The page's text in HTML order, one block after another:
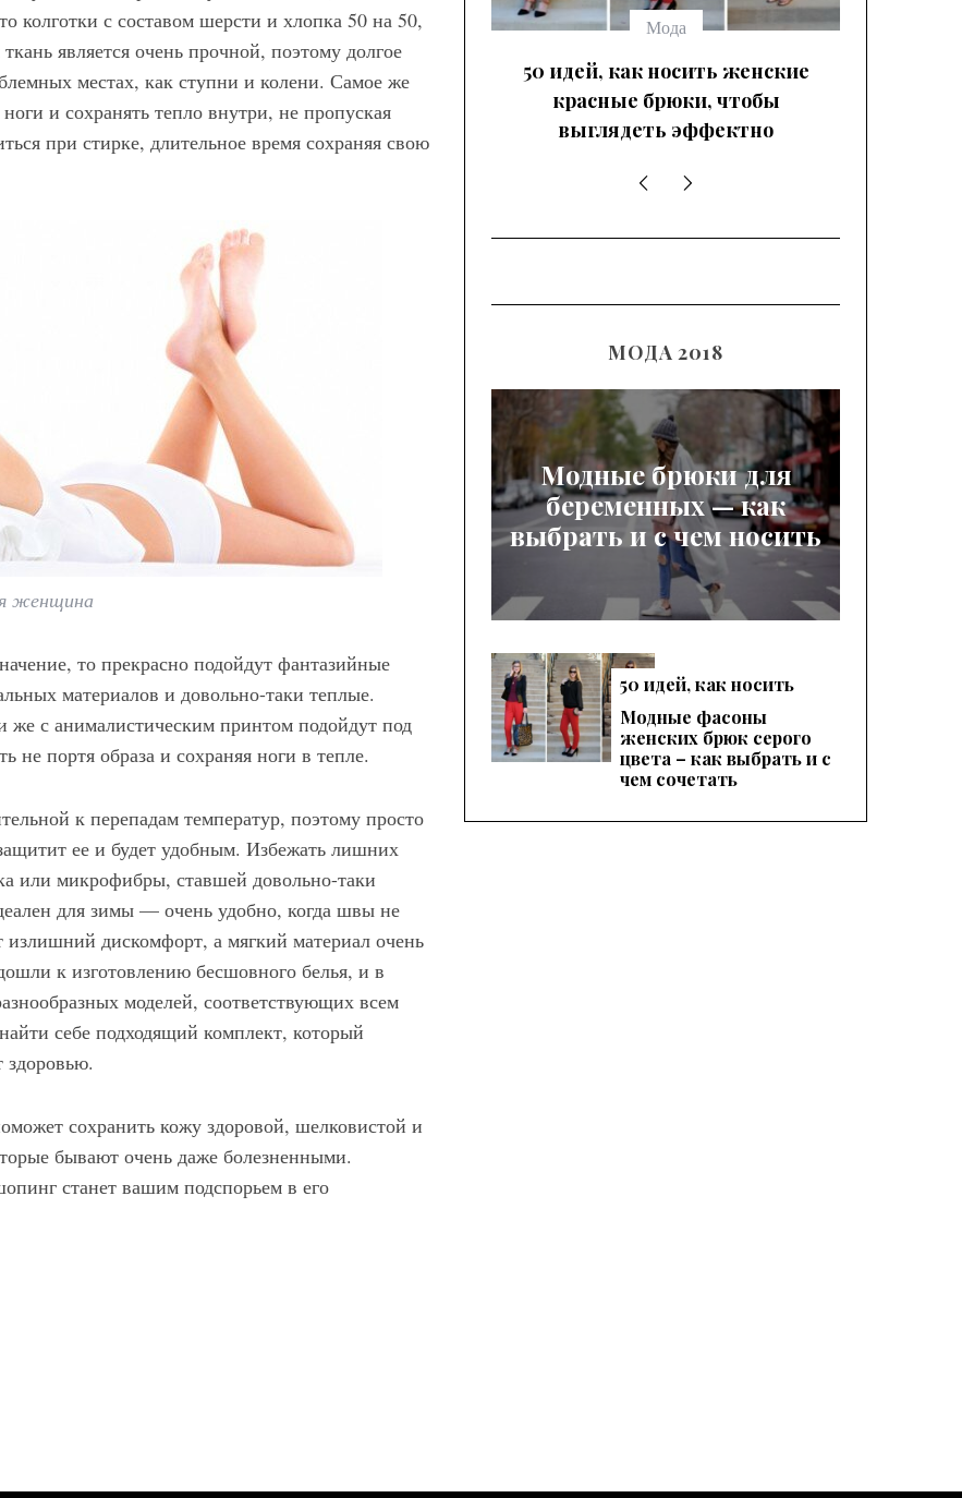
с составом шерсти и хлопка 50 на 50,
является очень прочной, поэтому долгое
местах, как ступни и колени. Самое же
и сохранять тепло внутри, не пропуская
при стирке, длительное время сохраняя свою
женщина
то прекрасно подойдут фантазийные
материалов и довольно-таки теплые.
с анималистическим принтом подойдут под
портя образа и сохраняя ноги в тепле.
к перепадам температур, поэтому просто
ее и будет удобным. Избежать лишних
или микрофибры, ставшей довольно-таки
для зимы — очень удобно, когда швы не
дискомфорт, а мягкий материал очень
к изготовлению бесшовного белья, и в
моделей, соответствующих всем
себе подходящий комплект, который
здоровью.
сохранить кожу здоровой, шелковистой и
бывают очень даже болезненными.
станет вашим подспорьем в его
Мода
Модные брюки для
беременных — как выбрать и с
чем носить
Мода
50 идей, как носить женские
красные брюки, чтобы
выглядеть эффектно
МОДА 2018
Модные брюки для
беременных — как
выбрать и с чем носить
50 идей, как носить
брюки, чтобы
выглядеть эффектно
Модные фасоны
женских брюк серого
цвета – как выбрать и с
чем сочетать